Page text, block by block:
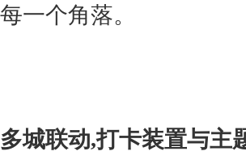
每一个角落。
多城联动,打卡装置与主